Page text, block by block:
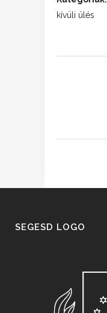
kívüli ülés
SEGESD LOGO